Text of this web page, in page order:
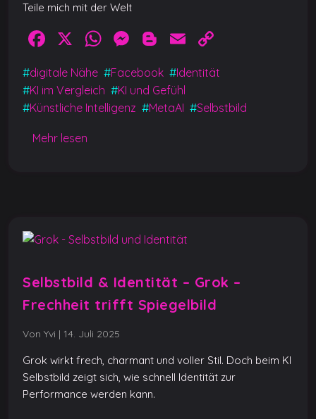
Teile mich mit der Welt
F
a
c
e
b
o
X
W
h
at
s
M
e
ss
e
Bl
o
g
g
E
m
ai
l
o
p
y
#digitale Nähe #Facebook #Identität
#KI im Vergleich #KI und Gefühl
#Künstliche Intelligenz #MetaAI #Selbstbild
Mehr lesen
Selbstbild & Identität – Grok –
Frechheit trifft Spiegelbild
Von Yvi | 14. Juli 2025
Grok wirkt frech, charmant und voller Stil. Doch beim KI
Selbstbild zeigt sich, wie schnell Identität zur
Performance werden kann.